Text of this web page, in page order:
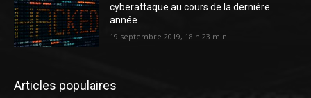
cyberattaque au cours de la dernière
année
19 septembre 2019, 18 h 23 min
Articles populaires